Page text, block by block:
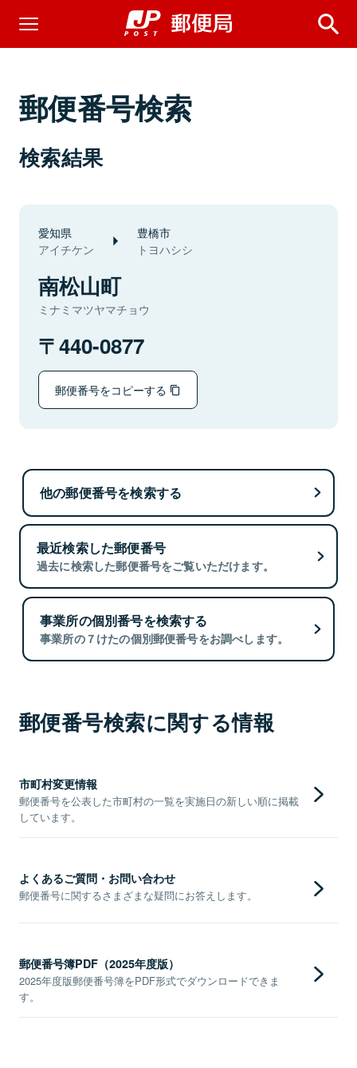
郵便番号検索
検索結果
愛知県
アイチケン
豊橋市
トヨハシシ
南松山町
ミナミマツヤマチョウ
440-0877
郵便番号をコピーする
他の郵便番号を検索する
最近検索した郵便番号
過去に検索した郵便番号をご覧いただけます。
事業所の個別番号を検索する
事業所の７けたの個別郵便番号をお調べします。
郵便番号検索に関する情報
市町村変更情報
郵便番号を公表した市町村の一覧を実施日の新しい順に掲載
しています。
よくあるご質問・お問い合わせ
郵便番号に関するさまざまな疑問にお答えします。
郵便番号簿PDF（2025年度版）
2025年度版郵便番号簿をPDF形式でダウンロードできま
す。